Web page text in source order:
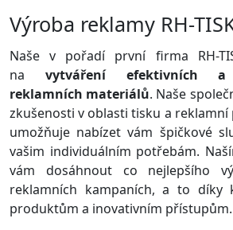
Výroba reklamy RH-
Naše v pořadí první firma RH-
na vytváření efektivních a
reklamních materiálů. Naše
zkušenosti v oblasti tisku a reklamní
umožňuje nabízet vám špičkové
vašim individuálním potřebám.
vám dosáhnout co nejlepšího
reklamních kampaních, a to díky
produktům a inovativním přístupům.